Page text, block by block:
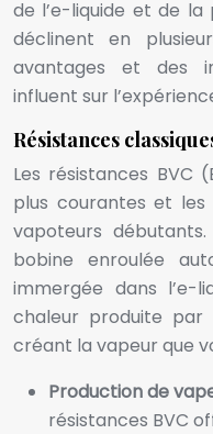
de l’e-liquide et de la
déclinent en
avantages et des
influent sur
Résistances
Les résistances BVC
plus courantes et
vapoteurs
bobine enroulée
immergée dans l’e-
chaleur produite par
créant la vapeur que
Production de
résistances BVC